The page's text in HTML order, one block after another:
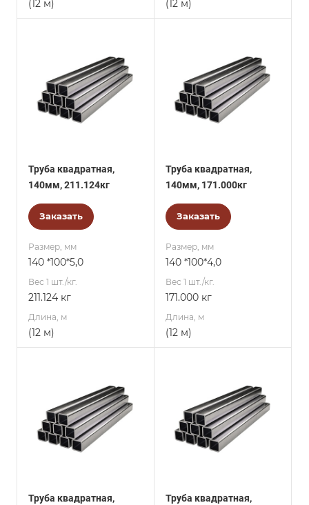
(12 м) (12 м)
Труба квадратная,
140мм, 211.124кг
Заказать
Размер, мм
140 *100*5,0
Вес 1 шт./кг.
211.124 кг
Длина, м
(12 м)
Труба квадратная,
140мм, 171.000кг
Заказать
Размер, мм
140 *100*4,0
Вес 1 шт./кг.
171.000 кг
Длина, м
(12 м)
Труба квадратная,
Труба квадратная,